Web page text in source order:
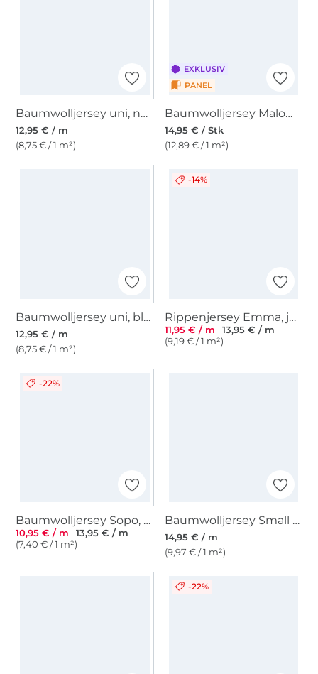
Baumwolljersey uni, nachtblau
12,95 € / m
(8,75 € / 1 m²)
EXKLUSIV
PANEL
Baumwolljersey Malomi Panel Fröhliche Schmetterlinge, dunkelblau 145 x 80cm
14,95 € / Stk
(12,89 € / 1 m²)
Baumwolljersey uni, blaupetrol
12,95 € / m
(8,75 € / 1 m²)
-14%
Rippenjersey Emma, jeansblau
11,95 € / m
13,95 € / m
(9,19 € / 1 m²)
-22%
Baumwolljersey Sopo, marine
10,95 € / m
13,95 € / m
(7,40 € / 1 m²)
Baumwolljersey Small Stripes, blau
14,95 € / m
(9,97 € / 1 m²)
-22%